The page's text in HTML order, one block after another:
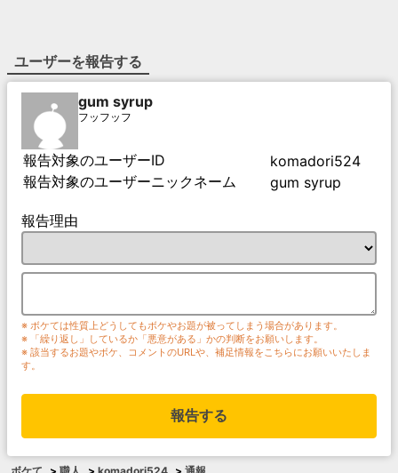
ユーザーを報告する
gum syrup
フッフッフ
報告対象のユーザーID
komadori524
報告対象のユーザーニックネーム
gum syrup
報告理由
※ ボケては性質上どうしてもボケやお題が被ってしまう場合があります。
※ 「繰り返し」しているか「悪意がある」かの判断をお願いします。
※ 該当するお題やボケ、コメントのURLや、補足情報をこちらにお願いいたしま
す。
報告する